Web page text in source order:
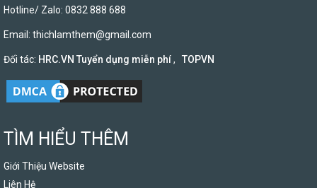
Hotline/ Zalo: 0832 888 688
Email: thichlamthem@gmail.com
Đối tác: HRC.VN Tuyển dụng miễn phí, TOPVN
TÌM HIỂU THÊM
Giới Thiệu Website
Liên Hệ